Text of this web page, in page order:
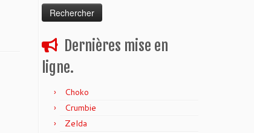
Dernières mise en
ligne.
Choko
Crumbie
Zelda